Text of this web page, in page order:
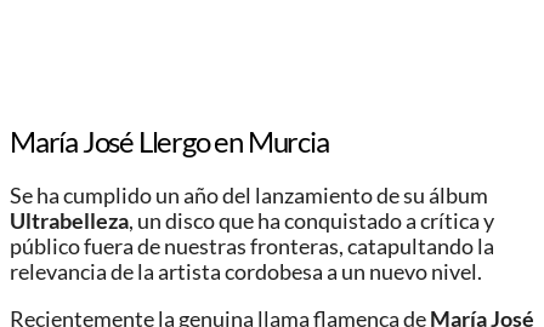
María José Llergo en Murcia
Se ha cumplido un año del lanzamiento de su álbum
Ultrabelleza, un disco que ha conquistado a crítica y
público fuera de nuestras fronteras, catapultando la
relevancia de la artista cordobesa a un nuevo nivel.
Recientemente la genuina llama flamenca deMaría José